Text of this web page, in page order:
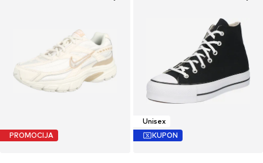
PROMOCIJA
Unisex
KUPON